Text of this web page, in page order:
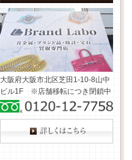
大阪府大阪市北区芝田1-10-8山中
ビル1F ※店舗移転につき閉鎖中